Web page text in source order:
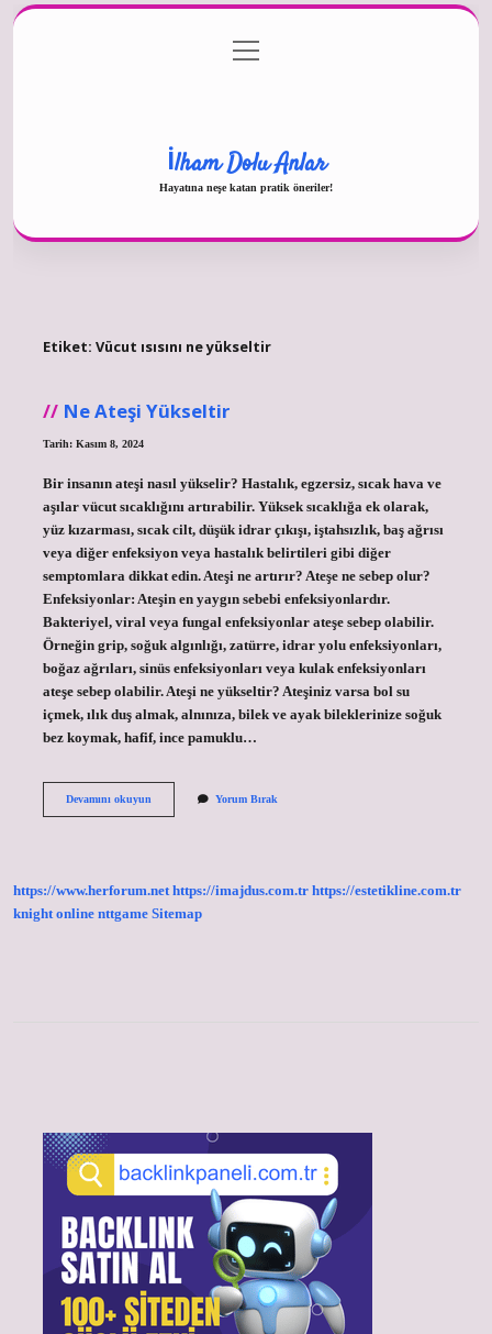
Gizlilik Politikası
menüyü
aç
İlham Dolu Anlar
Hayatına neşe katan pratik öneriler!
Etiket: Vücut ısısını ne yükseltir
Ne Ateşi Yükseltir
Tarih: Kasım 8, 2024
Bir insanın ateşi nasıl yükselir? Hastalık, egzersiz, sıcak hava ve
aşılar vücut sıcaklığını artırabilir. Yüksek sıcaklığa ek olarak,
yüz kızarması, sıcak cilt, düşük idrar çıkışı, iştahsızlık, baş ağrısı
veya diğer enfeksiyon veya hastalık belirtileri gibi diğer
semptomlara dikkat edin. Ateşi ne artırır? Ateşe ne sebep olur?
Enfeksiyonlar: Ateşin en yaygın sebebi enfeksiyonlardır.
Bakteriyel, viral veya fungal enfeksiyonlar ateşe sebep olabilir.
Örneğin grip, soğuk algınlığı, zatürre, idrar yolu enfeksiyonları,
boğaz ağrıları, sinüs enfeksiyonları veya kulak enfeksiyonları
ateşe sebep olabilir. Ateşi ne yükseltir? Ateşiniz varsa bol su
içmek, ılık duş almak, alnınıza, bilek ve ayak bileklerinize soğuk
bez koymak, hafif, ince pamuklu…
Devamını okuyunNe
Yorum Bırak
https://www.herforum.net https://imajdus.com.tr https://estetikline.com.tr
knight online nttgame Sitemap